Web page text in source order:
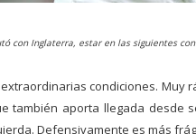
con Inglaterra, estar en las siguientes
condiciones. Muy
también aporta llegada desde
Defensivamente es más